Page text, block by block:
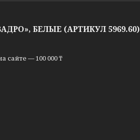
БЕЛЫЕ (АРТИКУЛ 5969.60)
сайте — 100 000 ₸